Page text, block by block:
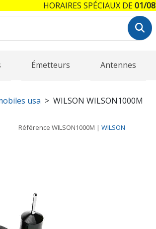
Émetteurs Antennes
usa WILSON WILSON1000M
Référence WILSON1000M | WILSON
HORAIRES SPÉCIAUX DE01/08